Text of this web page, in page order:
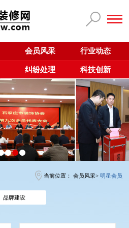
会员风采 行业动态
纠纷处理 科技创新
当前位置： 会员风采> 明星会员
品牌建设